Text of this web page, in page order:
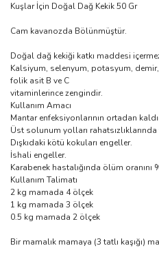
Kuşlar İçin Doğal Dağ Kekik 50 Gr
Cam kavanozda Bölünmüştür.
Doğal dağ kekiği katkı maddesi
Kalsiyum, selenyum, potasyum,
folik asit B ve C
vitaminlerince zengindir.
Kullanım Amacı
Mantar enfeksiyonlarının ortadan
Üst solunum yolları
Dışkıdaki kötü kokuları engeller.
İshali engeller.
Karabenek hastalığında ölüm oranını
Kullanım Talimatı
2 kg mamada 4 ölçek
1 kg mamada 3 ölçek
0.5 kg mamada 2 ölçek
Bir mamalık mamaya (3 tatlı kaşığı)